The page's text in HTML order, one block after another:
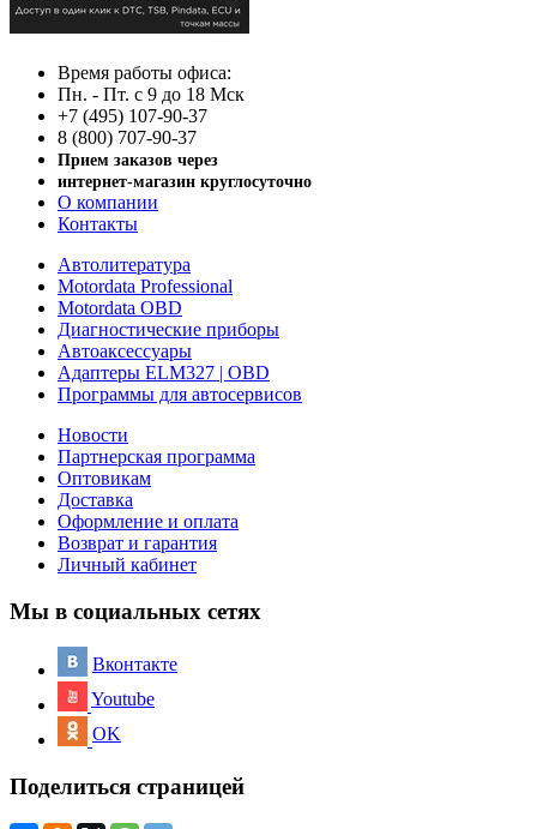
Время работы офиса:
Пн. - Пт. с 9 до 18 Мск
+7 (495) 107-90-37
8 (800) 707-90-37
Прием заказов через
интернет-магазин круглосуточно
О компании
Контакты
Автолитература
Motordata Professional
Motordata OBD
Диагностические приборы
Автоаксессуары
Адаптеры ELM327 | OBD
Программы для автосервисов
Новости
Партнерская программа
Оптовикам
Доставка
Оформление и оплата
Возврат и гарантия
Личный кабинет
Мы в социальных сетях
Вконтакте
Youtube
OK
Поделиться страницей